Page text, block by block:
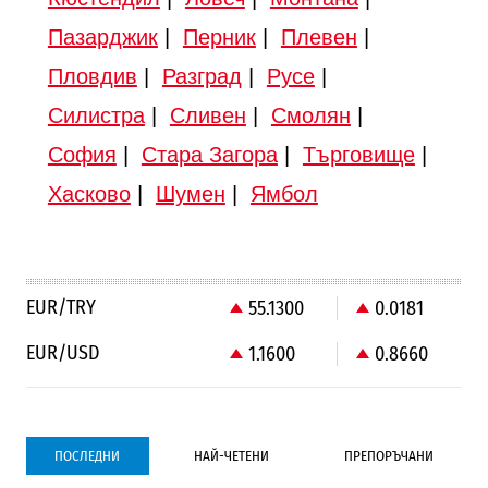
Пазарджик| Перник| Плевен
Пловдив
Разград Русе|
Силистра| Сливен Смолян
София
Стара Загора| Търговище|
Хасково| Шумен Ямбол
EUR/TRY 55.1300
0.0181
EUR/USD
1.1600 0.8660
ПОСЛЕДНИ НАЙ-ЧЕТЕНИ ПРЕПОРЪЧАНИ